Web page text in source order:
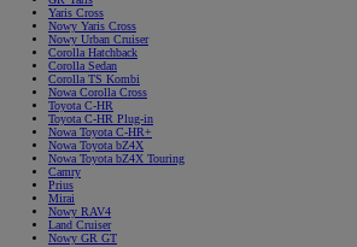
Yaris Cross
Nowy Yaris Cross
Nowy Urban Cruiser
Corolla Hatchback
Corolla Sedan
Corolla TS Kombi
Nowa Corolla Cross
Toyota C-HR
Toyota C-HR Plug-in
Nowa Toyota C-HR+
Nowa Toyota bZ4X
Nowa Toyota bZ4X Touring
Camry
Prius
Mirai
Nowy RAV4
Land Cruiser
Nowy GR GT